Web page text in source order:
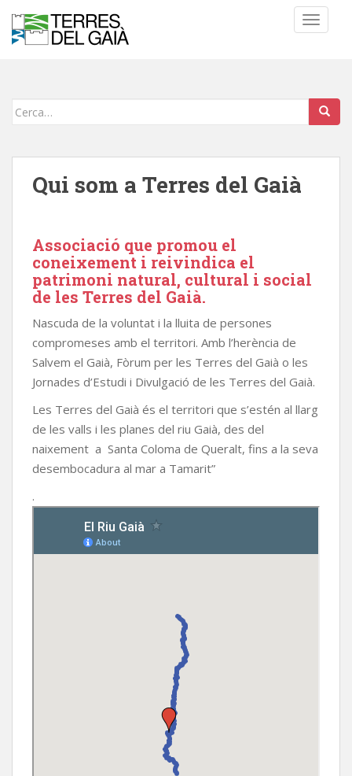
Cerca:
Qui som a Terres del Gaià
Associació que promou el
coneixement i reivindica el
patrimoni natural, cultural i social
de les Terres del Gaià.
Nascuda de la voluntat i la lluita de persones
compromeses amb el territori. Amb l’herència de
Salvem el Gaià, Fòrum per les Terres del Gaià o les
Jornades d’Estudi i Divulgació de les Terres del Gaià.
Les Terres del Gaià és el territori que s’estén al llarg
de les valls i les planes del riu Gaià, des del
naixement a Santa Coloma de Queralt, fins a la seva
desembocadura al mar a Tamarit”
.